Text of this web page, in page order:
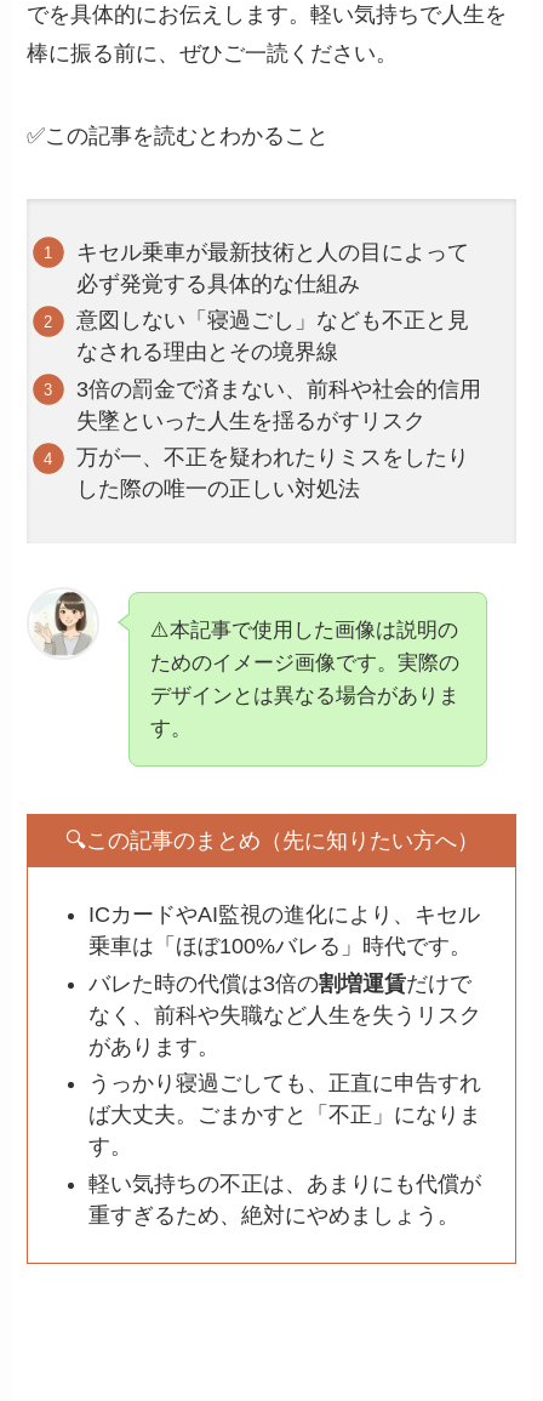
でを具体的にお伝えします。軽い気持ちで人生を
棒に振る前に、ぜひご一読ください。
✅この記事を読むとわかること
キセル乗車が最新技術と人の目によって
必ず発覚する具体的な仕組み
意図しない「寝過ごし」なども不正と見
なされる理由とその境界線
3倍の罰金で済まない、前科や社会的信用
失墜といった人生を揺るがすリスク
万が一、不正を疑われたりミスをしたり
した際の唯一の正しい対処法
⚠️本記事で使用した画像は説明の
ためのイメージ画像です。実際の
デザインとは異なる場合がありま
す。
🔍この記事のまとめ（先に知りたい方へ）
ICカードやAI監視の進化により、キセル
乗車は「ほぼ100%バレる」時代です。
バレた時の代償は3倍の割増運賃だけで
なく、前科や失職など人生を失うリスク
があります。
うっかり寝過ごしても、正直に申告すれ
ば大丈夫。ごまかすと「不正」になりま
す。
軽い気持ちの不正は、あまりにも代償が
重すぎるため、絶対にやめましょう。